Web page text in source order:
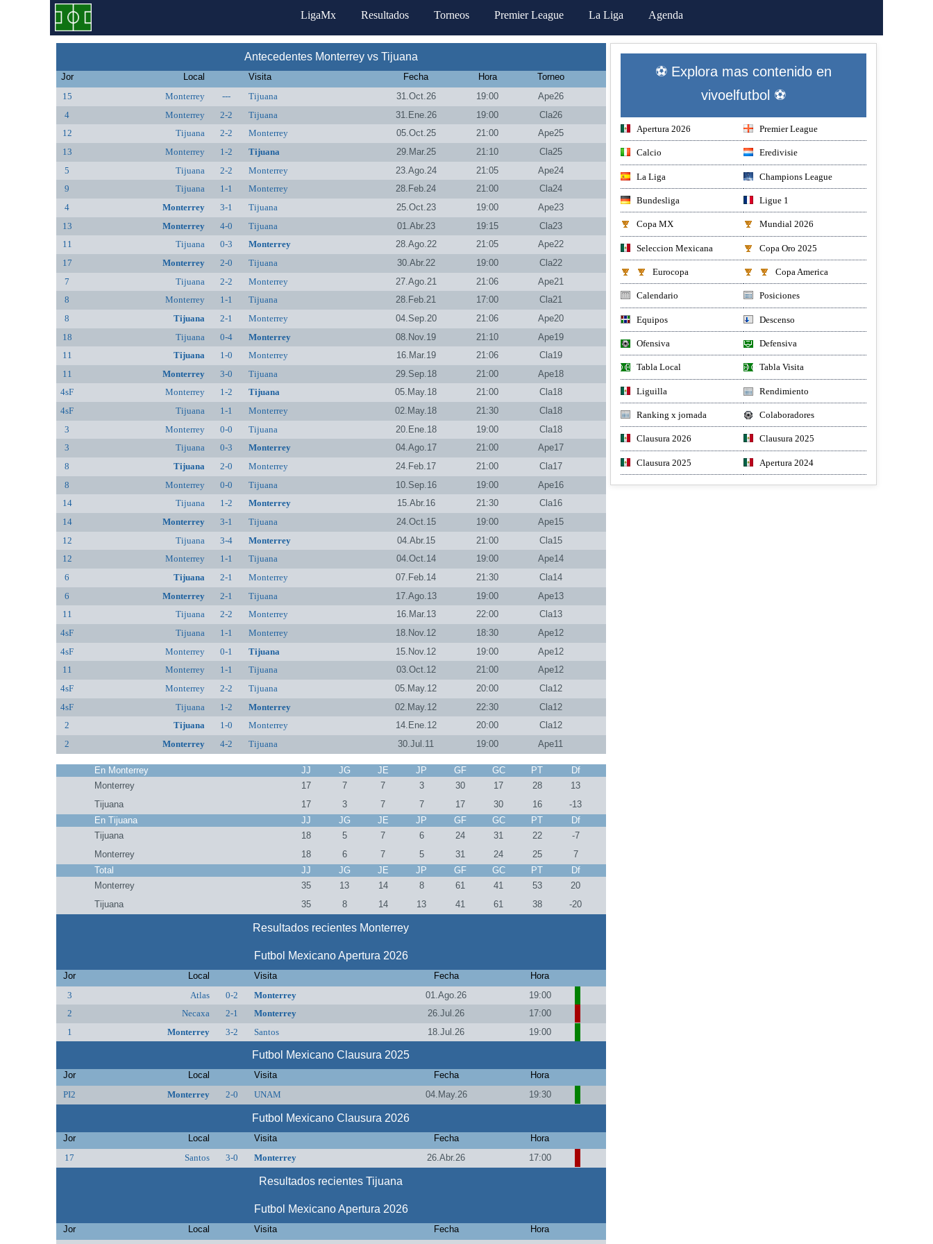
LigaMx Resultados Torneos Premier League La Liga Agenda
Antecedentes Monterrey vs Tijuana
Jor Local Visita Fecha Hora
Torneo
15
Monterrey --- Tijuana 31.Oct.26 19:00
Ape26
4
Monterrey 2-2 Tijuana 31.Ene.26 19:00
Cla26
12
Tijuana 2-2 Monterrey 05.Oct.25 21:00
Ape25
13
Monterrey 1-2 Tijuana 29.Mar.25 21:10
Cla25
5
Tijuana 2-2 Monterrey 23.Ago.24 21:05
Ape24
9
Tijuana 1-1 Monterrey 28.Feb.24 21:00
Cla24
4
Monterrey 3-1 Tijuana 25.Oct.23 19:00
Ape23
13
Monterrey 4-0 Tijuana 01.Abr.23 19:15
Cla23
11
Tijuana 0-3 Monterrey 28.Ago.22 21:05
Ape22
17
Monterrey 2-0 Tijuana 30.Abr.22 19:00
Cla22
7
Tijuana 2-2 Monterrey 27.Ago.21 21:06
Ape21
8
Monterrey 1-1 Tijuana 28.Feb.21 17:00
Cla21
8
Tijuana 2-1 Monterrey 04.Sep.20 21:06
Ape20
18
Tijuana 0-4 Monterrey 08.Nov.19 21:10
Ape19
11
Tijuana 1-0 Monterrey 16.Mar.19 21:06
Cla19
11
Monterrey 3-0 Tijuana 29.Sep.18 21:00
Ape18
4sF
Monterrey 1-2 Tijuana 05.May.18 21:00
Cla18
4sF
Tijuana 1-1 Monterrey 02.May.18 21:30
Cla18
3
Monterrey 0-0 Tijuana 20.Ene.18 19:00
Cla18
3
Tijuana 0-3 Monterrey 04.Ago.17 21:00
Ape17
8
Tijuana 2-0 Monterrey 24.Feb.17 21:00
Cla17
8
Monterrey 0-0 Tijuana 10.Sep.16 19:00
Ape16
14
Tijuana 1-2 Monterrey 15.Abr.16 21:30
Cla16
14
Monterrey 3-1 Tijuana 24.Oct.15 19:00
Ape15
12
Tijuana 3-4 Monterrey 04.Abr.15 21:00
Cla15
12
Monterrey 1-1 Tijuana 04.Oct.14 19:00
Ape14
6
Tijuana 2-1 Monterrey 07.Feb.14 21:30
Cla14
6
Monterrey 2-1 Tijuana 17.Ago.13 19:00
Ape13
11
Tijuana 2-2 Monterrey 16.Mar.13 22:00
Cla13
4sF
Tijuana 1-1 Monterrey 18.Nov.12 18:30
Ape12
4sF
Monterrey 0-1 Tijuana 15.Nov.12 19:00
Ape12
11
Monterrey 1-1 Tijuana 03.Oct.12 21:00
Ape12
4sF
Monterrey 2-2 Tijuana 05.May.12 20:00
Cla12
4sF
Tijuana 1-2 Monterrey 02.May.12 22:30
Cla12
2
Tijuana 1-0 Monterrey 14.Ene.12 20:00
Cla12
2
Monterrey 4-2 Tijuana 30.Jul.11 19:00 Ape11
En Monterrey JJ JG JE JP GF GC PT
Df
Monterrey
17 7 7 3 30 17 28
13
Tijuana
17 3 7 7 17 30 16
-13
En Tijuana
JJ JG JE JP GF GC PT
Df
Tijuana
18 5 7 6 24 31 22
-7
Monterrey
18 6 7 5 31 24 25
7
Total
JJ JG JE JP GF GC PT
Df
Monterrey
35 13 14 8 61 41 53
20
Tijuana
35 8 14 13 41 61 38 -20
Resultados recientes Monterrey
Futbol Mexicano Apertura 2026
Jor Local Visita Fecha
Hora
3
Atlas 0-2 Monterrey 01.Ago.26
19:00
2
Necaxa 2-1 Monterrey 26.Jul.26
17:00
1
Monterrey 3-2 Santos 18.Jul.26 19:00
Futbol Mexicano Clausura 2025
Jor Local Visita Fecha
Hora
PI2
Monterrey 2-0 UNAM 04.May.26 19:30
Futbol Mexicano Clausura 2026
Jor Local Visita Fecha
Hora
17
Santos 3-0 Monterrey 26.Abr.26 17:00
Resultados recientes Tijuana
Futbol Mexicano Apertura 2026
Jor Local Visita Fecha
Hora
⚽ Explora mas contenido en
vivoelfutbol ⚽
Apertura 2026 Premier League
Calcio Eredivisie
La Liga Champions League
Bundesliga Ligue 1
Copa MX Mundial 2026
Seleccion Mexicana Copa Oro 2025
Eurocopa Copa America
Calendario Posiciones
Equipos Descenso
Ofensiva Defensiva
Tabla Local Tabla Visita
Liguilla Rendimiento
Ranking x jornada Colaboradores
Clausura 2026 Clausura 2025
Clausura 2025 Apertura 2024